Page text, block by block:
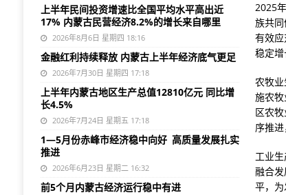
2025
族共
有效
稳定
农牧
施农
区农
序推
工业
融合
平，
上半年民间投资增速比全国平均水平高出近
17% 内蒙古民营经济8.2%的增长来自哪里
2026年8月6日 星期四 18:16
金融红利持续释放 内蒙古上半年经济底气更足
2026年7月30日 星期四 17:18
上半年内蒙古地区生产总值12810亿元 同比增
长4.5%
2026年7月24日 星期五 17:18
1—5月份赤峰市经济稳中向好 高质量发展扎实
推进
2026年6月23日 星期二 16:32
前5个月内蒙古经济运行稳中有进